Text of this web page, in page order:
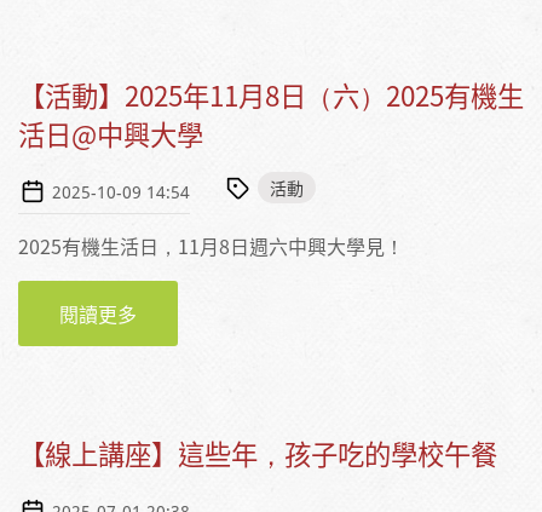
【活動】2025年11月8日（六）2025有機生
活日@中興大學
2025-10-09 14:54 活動
2025有機生活日，11月8日週六中興大學見！
閱讀更多
生活日@中興大學
【線上講座】這些年，孩子吃的學校午餐